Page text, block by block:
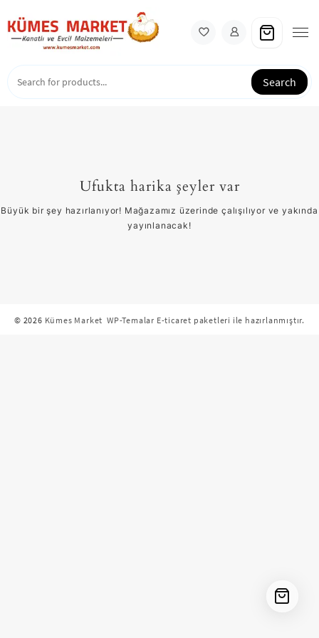
to
content
Search
Ufukta harika şeyler var
Büyük bir şey hazırlanıyor! Mağazamız üzerinde çalışılıyor ve yakında
yayınlanacak!
© 2026 Kümes Market WP-Temalar E-ticaret paketleri ile hazırlanmıştır.